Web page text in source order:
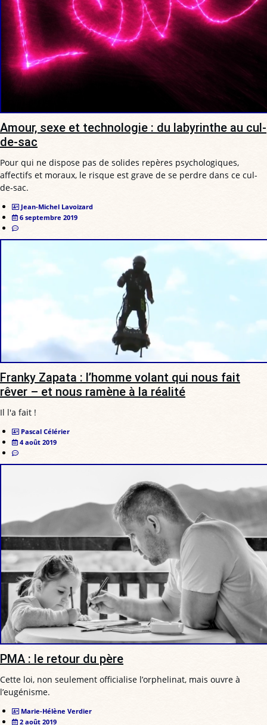
Amour, sexe et technologie : du labyrinthe au cul-
de-sac
Pour qui ne dispose pas de solides repères psychologiques,
affectifs et moraux, le risque est grave de se perdre dans ce cul-
de-sac.
Jean-Michel Lavoizard
6 septembre 2019
Franky Zapata : l’homme volant qui nous fait
rêver – et nous ramène à la réalité
Il l'a fait !
Pascal Célérier
4 août 2019
PMA : le retour du père
Cette loi, non seulement officialise l’orphelinat, mais ouvre à
l’eugénisme.
Marie-Hélène Verdier
2 août 2019